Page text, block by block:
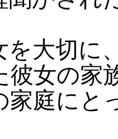
大切に
女の家
庭にと